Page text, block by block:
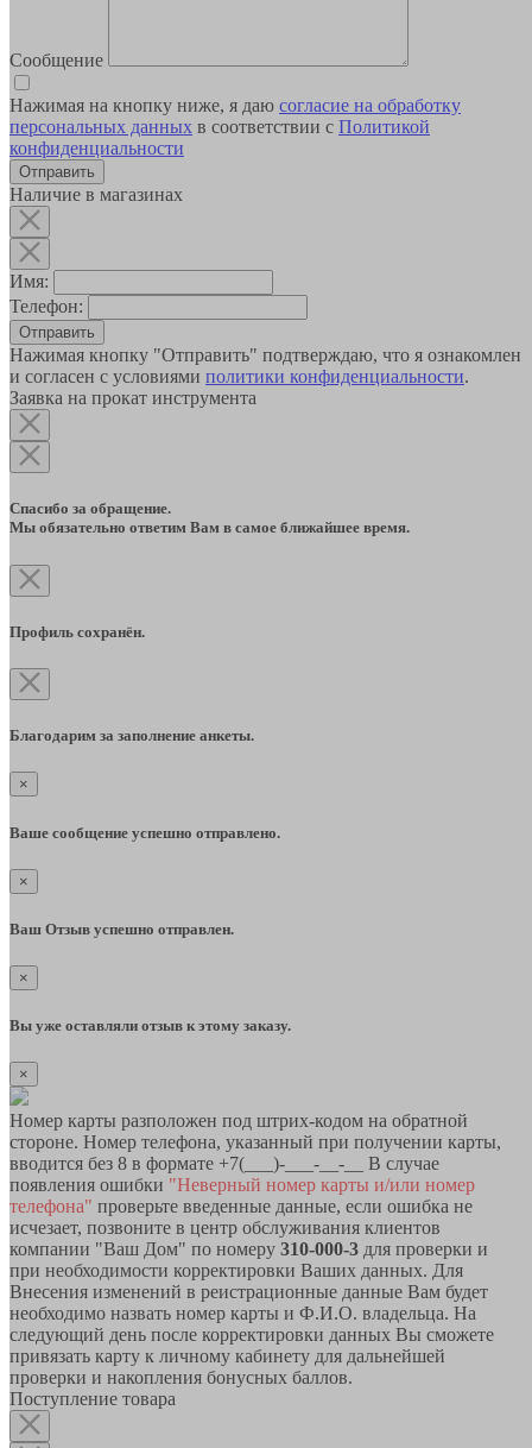
Сообщение
Нажимая на кнопку ниже, я даю согласие на обработку
персональных данных в соответствии с Политикой
конфиденциальности
Наличие в магазинах
Имя:
Телефон:
Отправить
Нажимая кнопку "Отправить" подтверждаю, что я ознакомлен
и согласен с условиями политики конфиденциальности.
Заявка на прокат инструмента
Спасибо за обращение.
Мы обязательно ответим Вам в самое ближайшее время.
Профиль сохранён.
Благодарим за заполнение анкеты.
×
Ваше сообщение успешно отправлено.
×
Ваш Отзыв успешно отправлен.
×
Вы уже оставляли отзыв к этому заказу.
×
Номер карты разположен под штрих-кодом на обратной
стороне. Номер телефона, указанный при получении карты,
вводится без 8 в формате +7(___)-___-__-__ В случае
появления ошибки "Неверный номер карты и/или номер
телефона" проверьте введенные данные, если ошибка не
исчезает, позвоните в центр обслуживания клиентов
компании "Ваш Дом" по номеру 310-000-3 для проверки и
при необходимости корректировки Ваших данных. Для
Внесения изменений в реистрационные данные Вам будет
необходимо назвать номер карты и Ф.И.О. владельца. На
следующий день после корректировки данных Вы сможете
привязать карту к личному кабинету для дальнейшей
проверки и накопления бонусных баллов.
Поступление товара